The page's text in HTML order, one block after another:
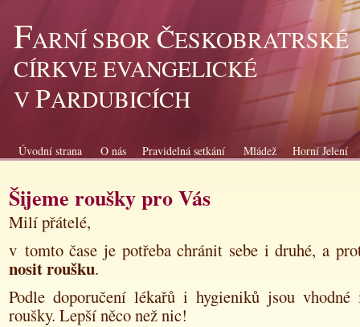
FARNÍ SBOR ČESKOBRATRSKÉ
CÍRKVE EVANGELICKÉ
VPARDUBICÍCH
Úvodní strana O nás Pravidelná setkání Mládež Horní Jelení
Šijeme roušky pro Vás
Milí přátelé,
v tomto čase je potřeba chránit sebe i druhé, a
nosit roušku.
Podle doporučení lékařů i hygieniků jsou
roušky. Lepší něco než nic!